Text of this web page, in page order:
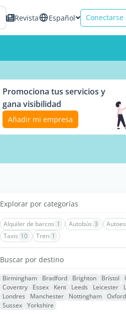
Revista Español Conectarse
Promociona tus servicios y
gana visibilidad
Añadir mi empresa
Explorar por categorías
Alquiler de barcos 1 Autobús 3
Taxis 10 Tren 1
Buscar por destino
Birmingham Bradford Brighton Brístol
Coventry
Essex Kent Leeds Leicester
Londres
Manchester Nottingham Oxford
Sussex Yorkshire